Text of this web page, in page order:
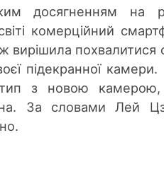
досягненням на
комерційний
вирішила похвалитися
підекранної
з новою
За словами Лей